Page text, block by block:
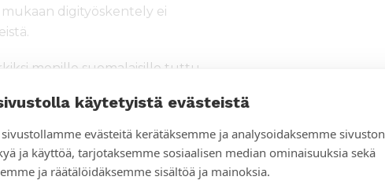
käytetyistä evästeistä
evästeitä kerätäksemme ja analysoidaksemme sivuston
ja käyttöä, tarjotaksemme sosiaalisen median ominaisuuksia sekä
ja räätälöidäksemme sisältöä ja mainoksia.
digityöskentely ei
monille suomalaisille tuttu
Bangkokissa.
ehdoilla ja virkavalta seuraa
leviämiseltä ihmeen hyvin.
on alle sata ja tartuntoja alle